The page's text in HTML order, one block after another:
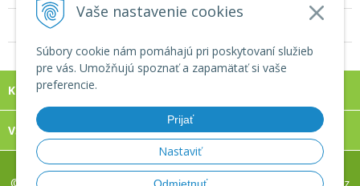
Vaše nastavenie cookies
Súbory cookie nám pomáhajú pri poskytovaní služieb
pre vás. Umožňujú spoznať a zapamätať si vaše
preferencie.
Prijať
Nastaviť
Složení
KONTAKT
VŠECHNO O NÁKUPE